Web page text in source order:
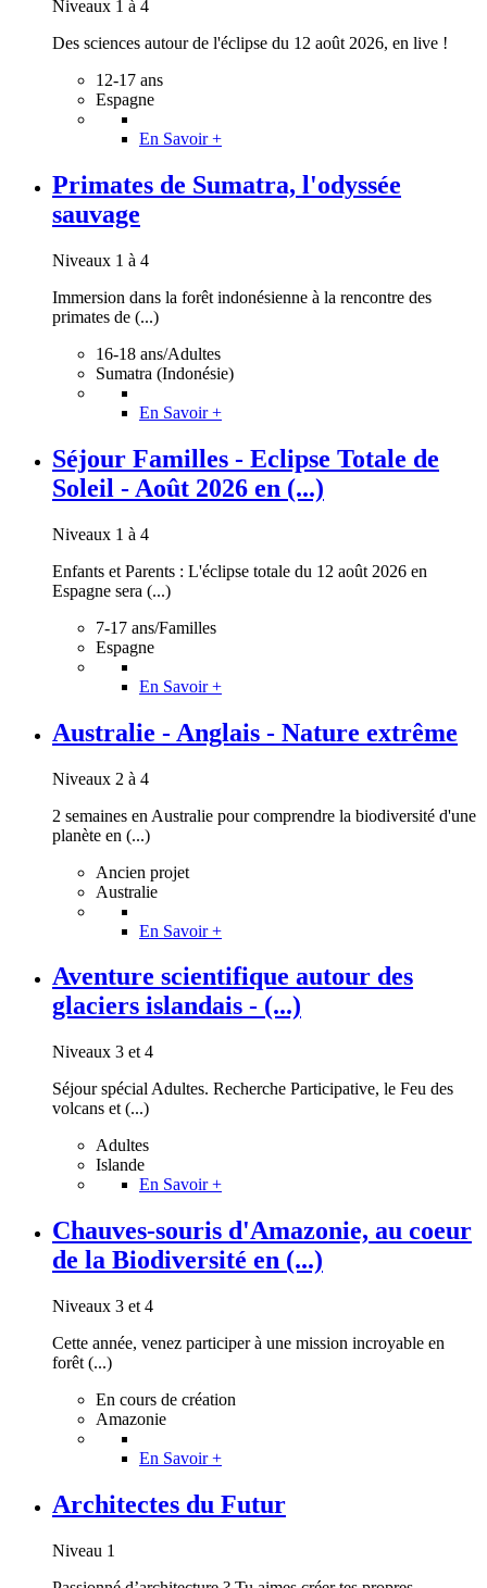
Niveaux 1 à 4
Des sciences autour de l'éclipse du 12 août 2026, en live !
12-17 ans
Espagne
En Savoir +
Primates de Sumatra, l'odyssée
sauvage
Niveaux 1 à 4
Immersion dans la forêt indonésienne à la rencontre des
primates de (...)
16-18 ans/Adultes
Sumatra (Indonésie)
En Savoir +
Séjour Familles - Eclipse Totale de
Soleil - Août 2026 en (...)
Niveaux 1 à 4
Enfants et Parents : L'éclipse totale du 12 août 2026 en
Espagne sera (...)
7-17 ans/Familles
Espagne
En Savoir +
Australie - Anglais - Nature extrême
Niveaux 2 à 4
2 semaines en Australie pour comprendre la biodiversité d'une
planète en (...)
Ancien projet
Australie
En Savoir +
Aventure scientifique autour des
glaciers islandais - (...)
Niveaux 3 et 4
Séjour spécial Adultes. Recherche Participative, le Feu des
volcans et (...)
Adultes
Islande
En Savoir +
Chauves-souris d'Amazonie, au coeur
de la Biodiversité en (...)
Niveaux 3 et 4
Cette année, venez participer à une mission incroyable en
forêt (...)
En cours de création
Amazonie
En Savoir +
Architectes du Futur
Niveau 1